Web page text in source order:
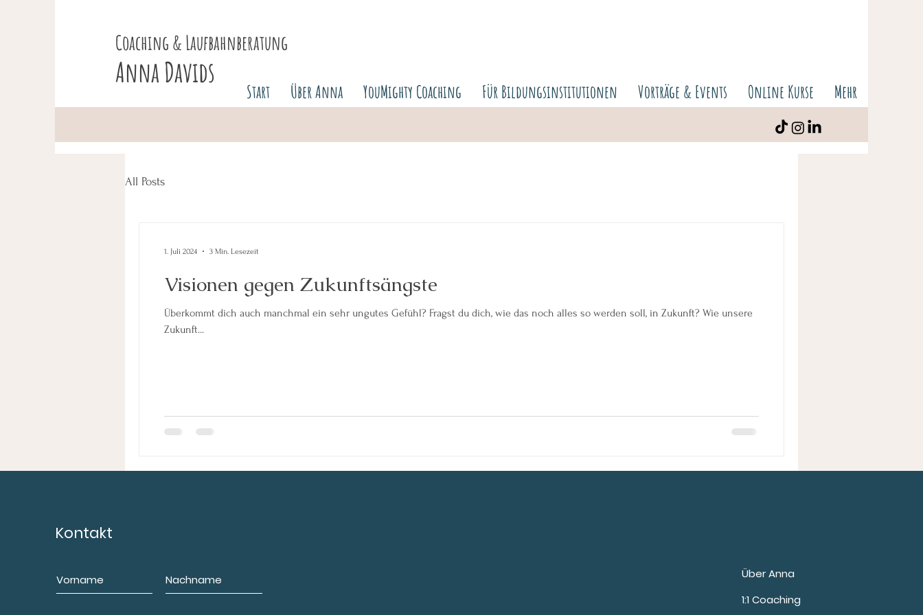
Coaching & Laufbahnberatung
Anna Davids
Start Über Anna YouMighty Coaching Für Bildungsinstitutionen Vorträge & Events Online Kurse Mehr
All Posts
Visionen gegen Zukunftsängste
Überkommt dich auch manchmal ein sehr ungutes Gefühl? Fragst du dich, wie das noch alles so werden soll, in Zukunft? Wie unsere
Zukunft...
1. Juli 2024 3 Min. Lesezeit
Kontakt
Über Anna
1:1 Coaching